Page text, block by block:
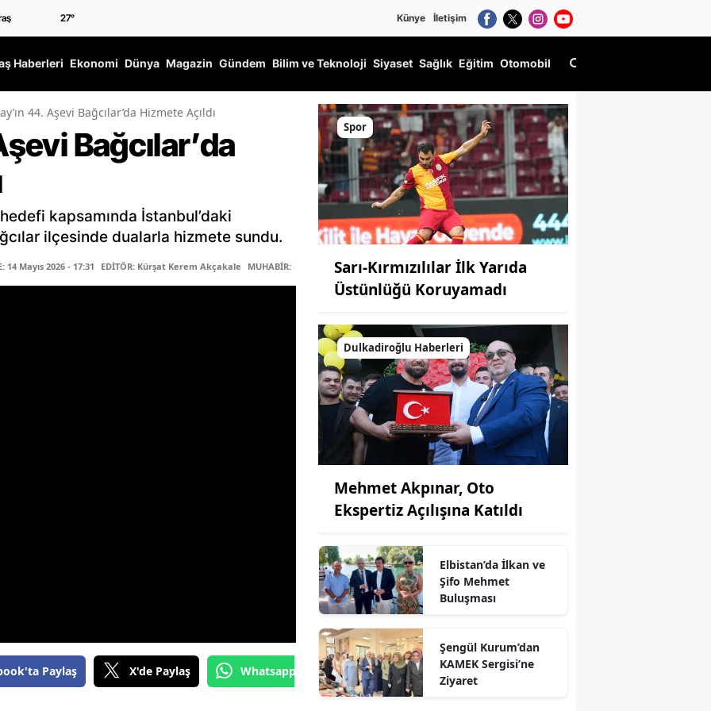
27° Künye İletişim
Haberleri Ekonomi Dünya Magazin Gündem Bilim ve Teknoloji Siyaset Sağlık Eğitim Otomobil
44. Aşevi Bağcılar’da Hizmete Açıldı
Bağcılar’da
kapsamında İstanbul’daki
ilçesinde dualarla hizmete sundu.
14 Mayıs 2026 - 17:31 EDİTÖR: Kürşat Kerem Akçakale MUHABİR: mehmet sepetçi
Paylaş X'de Paylaş Whatsapp'tan Gönder
Spor
Sarı-Kırmızılılar İlk Yarıda
Üstünlüğü Koruyamadı
Dulkadiroğlu Haberleri
Mehmet Akpınar, Oto
Ekspertiz Açılışına Katıldı
Elbistan’da İlkan ve
Şifo Mehmet
Buluşması
Şengül Kurum’dan
KAMEK Sergisi’ne
Ziyaret